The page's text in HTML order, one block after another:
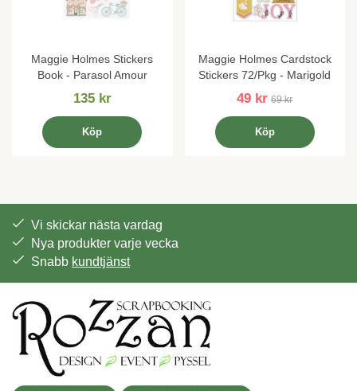
Maggie Holmes Stickers
Book - Parasol Amour
135 kr
Köp
Maggie Holmes Cardstock
Stickers 72/Pkg - Marigold
49 kr 69 kr
Köp
Vi skickar nästa vardag
Nya produkter varje vecka
Snabb kundtjänst